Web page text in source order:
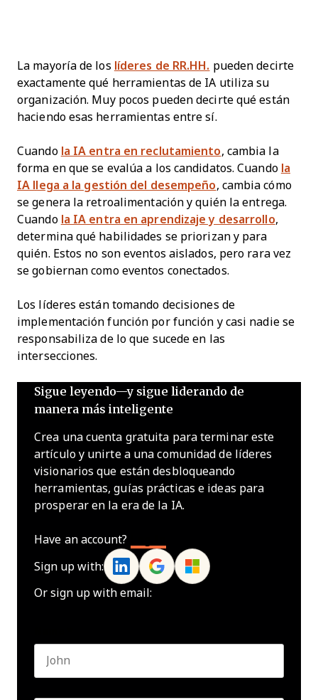
La mayoría de los líderes de RR.HH. pueden decirte
exactamente qué herramientas de IA utiliza su
organización. Muy pocos pueden decirte qué están
haciendo esas herramientas entre sí.
Cuando la IA entra en reclutamiento, cambia la
forma en que se evalúa a los candidatos. Cuando la
IA llega a la gestión del desempeño, cambia cómo
se genera la retroalimentación y quién la entrega.
Cuando la IA entra en aprendizaje y desarrollo,
determina qué habilidades se priorizan y para
quién. Estos no son eventos aislados, pero rara vez
se gobiernan como eventos conectados.
Los líderes están tomando decisiones de
implementación función por función y casi nadie se
responsabiliza de lo que sucede en las
intersecciones.
Sigue leyendo—y sigue liderando de
manera más inteligente
Crea una cuenta gratuita para terminar este
artículo y unirte a una comunidad de líderes
visionarios que están desbloqueando
herramientas, guías prácticas e ideas para
prosperar en la era de la IA.
Have an account?
Sign up with:
Or sign up with email: